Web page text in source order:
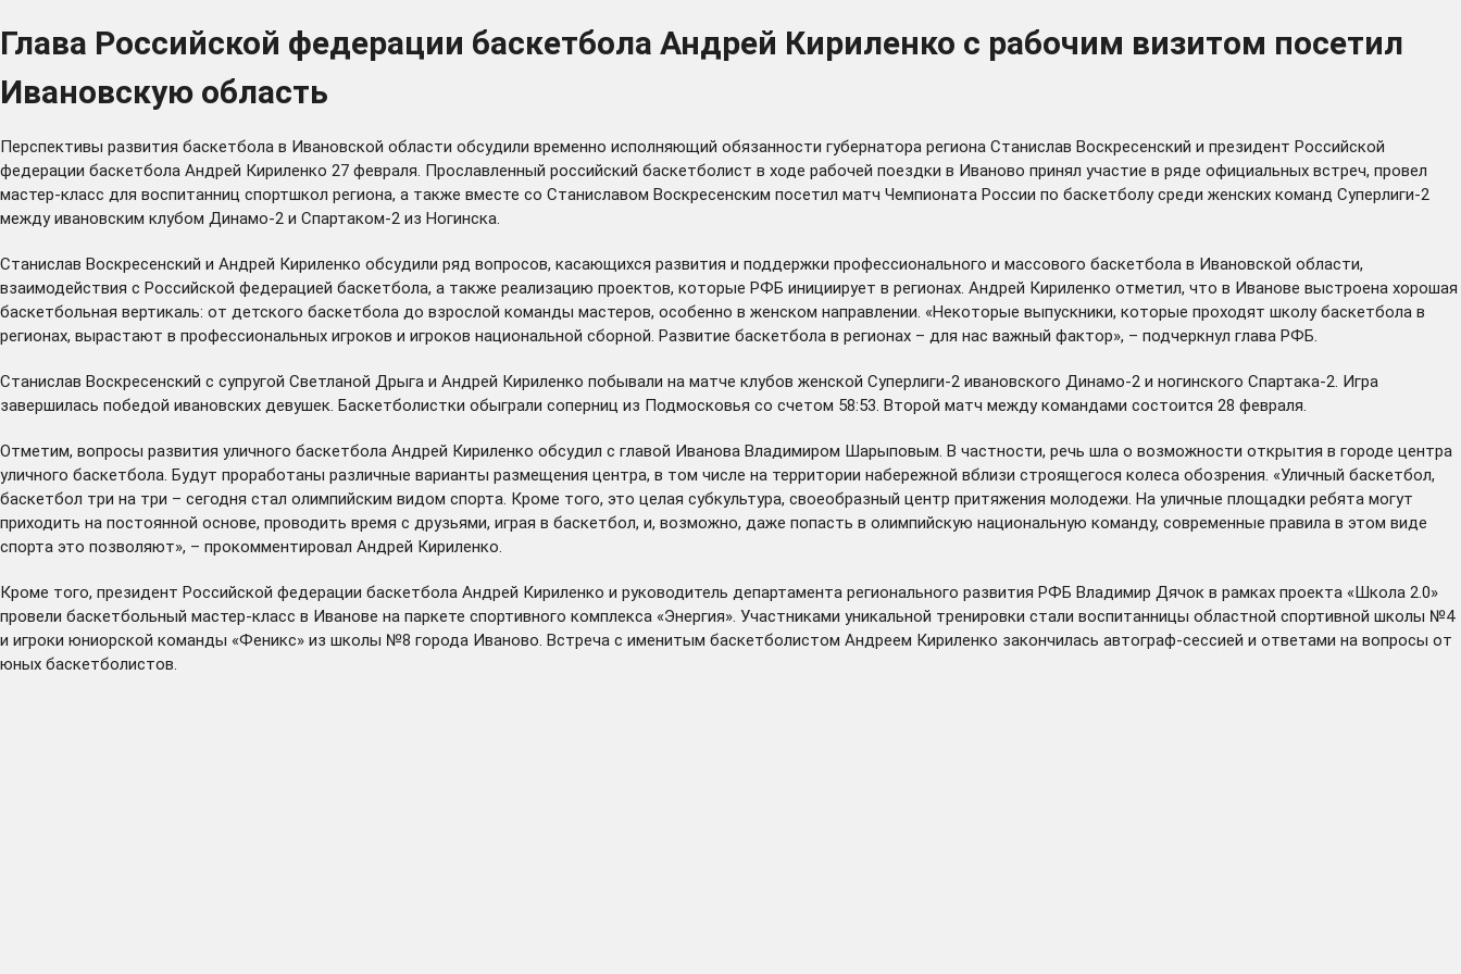
Глава Российской федерации баскетбола Андрей Кириленко с рабочим визитом посетил
Ивановскую область
Перспективы развития баскетбола в Ивановской области обсудили временно исполняющий обязанности губернатора региона Станислав Воскресенский и президент Российской
федерации баскетбола Андрей Кириленко 27 февраля. Прославленный российский баскетболист в ходе рабочей поездки в Иваново принял участие в ряде официальных встреч, провел
мастер-класс для воспитанниц спортшкол региона, а также вместе со Станиславом Воскресенским посетил матч Чемпионата России по баскетболу среди женских команд Суперлиги-2
между ивановским клубом Динамо-2 и Спартаком-2 из Ногинска.
Станислав Воскресенский и Андрей Кириленко обсудили ряд вопросов, касающихся развития и поддержки профессионального и массового баскетбола в Ивановской области,
взаимодействия с Российской федерацией баскетбола, а также реализацию проектов, которые РФБ инициирует в регионах. Андрей Кириленко отметил, что в Иванове выстроена хорошая
баскетбольная вертикаль: от детского баскетбола до взрослой команды мастеров, особенно в женском направлении. «Некоторые выпускники, которые проходят школу баскетбола в
регионах, вырастают в профессиональных игроков и игроков национальной сборной. Развитие баскетбола в регионах – для нас важный фактор», – подчеркнул глава РФБ.
Станислав Воскресенский с супругой Светланой Дрыга и Андрей Кириленко побывали на матче клубов женской Суперлиги-2 ивановского Динамо-2 и ногинского Спартака-2. Игра
завершилась победой ивановских девушек. Баскетболистки обыграли соперниц из Подмосковья со счетом 58:53. Второй матч между командами состоится 28 февраля.
Отметим, вопросы развития уличного баскетбола Андрей Кириленко обсудил с главой Иванова Владимиром Шарыповым. В частности, речь шла о возможности открытия в городе центра
уличного баскетбола. Будут проработаны различные варианты размещения центра, в том числе на территории набережной вблизи строящегося колеса обозрения. «Уличный баскетбол,
баскетбол три на три – сегодня стал олимпийским видом спорта. Кроме того, это целая субкультура, своеобразный центр притяжения молодежи. На уличные площадки ребята могут
приходить на постоянной основе, проводить время с друзьями, играя в баскетбол, и, возможно, даже попасть в олимпийскую национальную команду, современные правила в этом виде
спорта это позволяют», – прокомментировал Андрей Кириленко.
Кроме того, президент Российской федерации баскетбола Андрей Кириленко и руководитель департамента регионального развития РФБ Владимир Дячок в рамках проекта «Школа 2.0»
провели баскетбольный мастер-класс в Иванове на паркете спортивного комплекса «Энергия». Участниками уникальной тренировки стали воспитанницы областной спортивной школы №4
и игроки юниорской команды «Феникс» из школы №8 города Иваново. Встреча с именитым баскетболистом Андреем Кириленко закончилась автограф-сессией и ответами на вопросы от
юных баскетболистов.